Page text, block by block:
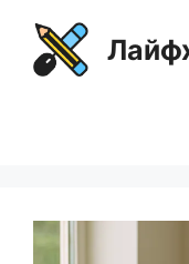
содержимому